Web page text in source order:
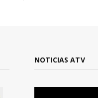
NOTICIAS ATV